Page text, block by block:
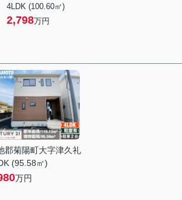
4LDK (100.60㎡)
2,798万円
郡菊陽町大字津久礼
(95.58㎡)
万円